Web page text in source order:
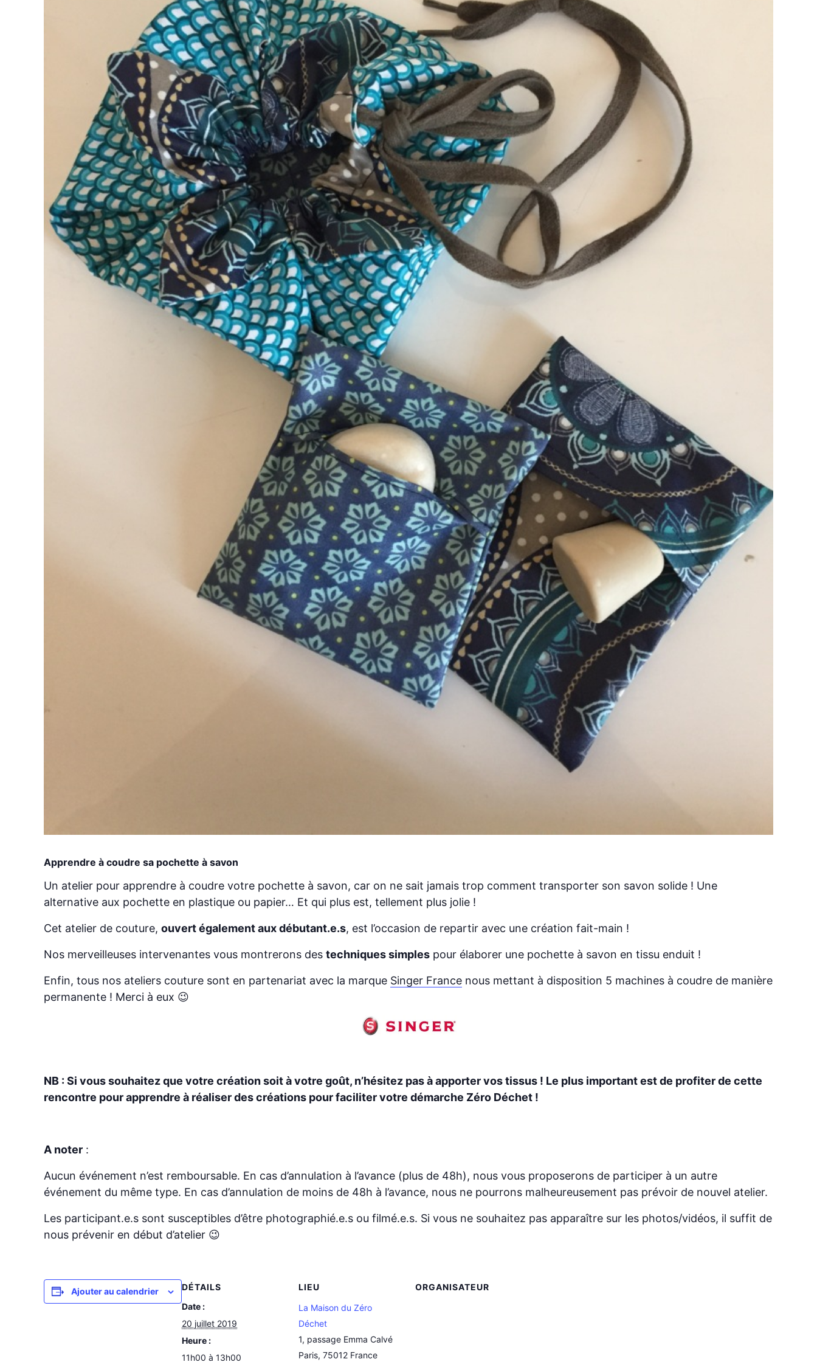
Apprendre à coudre sa pochette à savon
Un atelier pour apprendre à coudre votre pochette à savon, car on ne sait jamais trop comment transporter son savon solide ! Une
alternative aux pochette en plastique ou papier… Et qui plus est, tellement plus jolie !
Cet atelier de couture, ouvert également aux débutant.e.s, est l’occasion de repartir avec une création fait-main !
Nos merveilleuses intervenantes vous montrerons des techniques simples pour élaborer une pochette à savon en tissu enduit !
Enfin, tous nos ateliers couture sont en partenariat avec la marque Singer France nous mettant à disposition 5 machines à coudre de manière
permanente ! Merci à eux 😉
NB : Si vous souhaitez que votre création soit à votre goût, n’hésitez pas à apporter vos tissus ! Le plus important est de profiter de cette
rencontre pour apprendre à réaliser des créations pour faciliter votre démarche Zéro Déchet !
A noter :
Aucun événement n’est remboursable. En cas d’annulation à l’avance (plus de 48h), nous vous proposerons de participer à un autre
événement du même type. En cas d’annulation de moins de 48h à l’avance, nous ne pourrons malheureusement pas prévoir de nouvel atelier.
Les participant.e.s sont susceptibles d’être photographié.e.s ou filmé.e.s. Si vous ne souhaitez pas apparaître sur les photos/vidéos, il suffit de
nous prévenir en début d’atelier 😉
Ajouter au calendrier
DÉTAILS
Date :
20 juillet 2019
Heure :
11h00 à 13h00
LIEU
La Maison du Zéro
Déchet
1, passage Emma Calvé
Paris, 75012 France
ORGANISATEUR